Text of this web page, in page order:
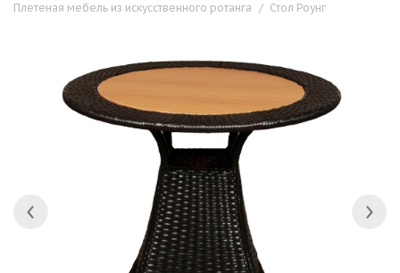
Плетеная мебель из искусственного ротанга / Стол Роунг